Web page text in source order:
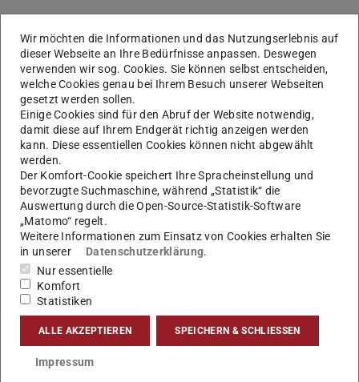
Konferenzbesuche auf der WCTR und dem
TRB Annual Meet
2026
WCTR: Besuch der 17. World Conference on
Transport Research in Toulouse, Frankreich
TRB: 105. Transportation Research Board
Annual Meeting 2026 in Washington, D.C.
2025
TRB: 104. Transportation Research Board
Annual Meeting 2025 in Washington, D.C.
Wir möchten die Informationen und das Nutzungserlebnis auf
dieser Webseite an Ihre Bedürfnisse anpassen. Deswegen
verwenden wir sog. Cookies. Sie können selbst entscheiden,
welche Cookies genau bei Ihrem Besuch unserer Webseiten
gesetzt werden sollen.
Einige Cookies sind für den Abruf der Website notwendig,
damit diese auf Ihrem Endgerät richtig anzeigen werden
kann. Diese essentiellen Cookies können nicht abgewählt
werden.
Der Komfort-Cookie speichert Ihre Spracheinstellung und
bevorzugte Suchmaschine, während „Statistik“ die
Auswertung durch die Open-Source-Statistik-Software
„Matomo“ regelt.
Weitere Informationen zum Einsatz von Cookies erhalten Sie
in unserer
Datenschutzerklärung.
Nur essentielle
Komfort
Statistiken
ALLE AKZEPTIEREN SPEICHERN & SCHLIESSEN
Impressum